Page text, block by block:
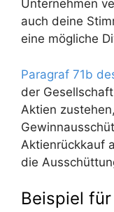
Unternehmen
auch deine
eine mögliche
Paragraf 71b
der
Aktien
Aktienrückkauf
die
Beispiel